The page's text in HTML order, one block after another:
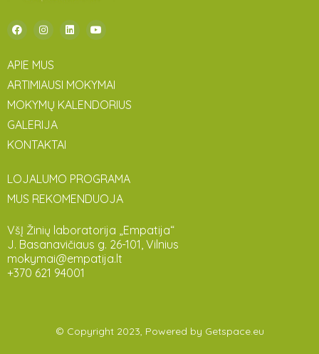
APIE MUS
ARTIMIAUSI MOKYMAI
MOKYMŲ KALENDORIUS
GALERIJA
KONTAKTAI
LOJALUMO PROGRAMA
MUS REKOMENDUOJA
VšĮ Žinių laboratorija „Empatija“
J. Basanavičiaus g. 26-101, Vilnius
mokymai@empatija.lt
+370 621 94001
© Copyright 2023, Powered by Getspace.eu